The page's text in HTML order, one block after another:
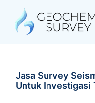
content
Jasa Survey
Untuk Investigasi